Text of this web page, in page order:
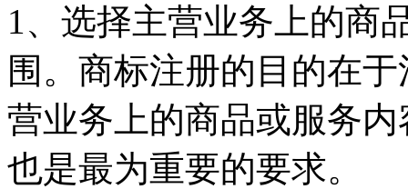
1、选择主营业务上的商
围。商标注册的目的在
营业务上的商品或服务
也是最为重要的要求。